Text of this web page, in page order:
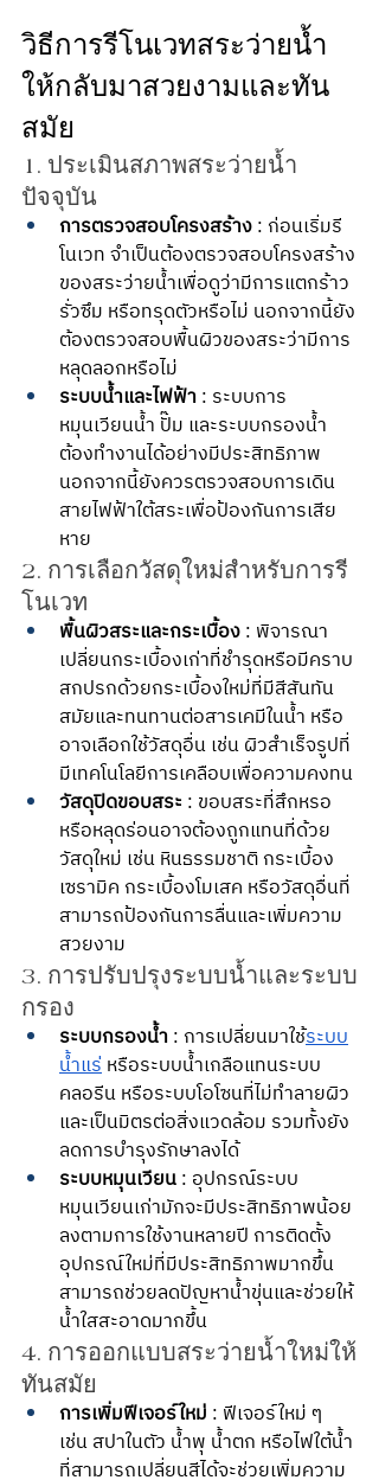
วิธีการรีโนเวทสระว่ายน้ำ
ให้กลับมาสวยงามและทัน
สมัย
1. ประเมินสภาพสระว่ายน้ำ
ปัจจุบัน
การตรวจสอบโครงสร้าง : ก่อนเริ่มรี
โนเวท จำเป็นต้องตรวจสอบโครงสร้าง
ของสระว่ายน้ำเพื่อดูว่ามีการแตกร้าว
รั่วซึม หรือทรุดตัวหรือไม่ นอกจากนี้ยัง
ต้องตรวจสอบพื้นผิวของสระว่ามีการ
หลุดลอกหรือไม่
ระบบน้ำและไฟฟ้า : ระบบการ
หมุนเวียนน้ำ ปั๊ม และระบบกรองน้ำ
ต้องทำงานได้อย่างมีประสิทธิภาพ
นอกจากนี้ยังควรตรวจสอบการเดิน
สายไฟฟ้าใต้สระเพื่อป้องกันการเสีย
หาย
2. การเลือกวัสดุใหม่สำหรับการรี
โนเวท
พื้นผิวสระและกระเบื้อง : พิจารณา
เปลี่ยนกระเบื้องเก่าที่ชำรุดหรือมีคราบ
สกปรกด้วยกระเบื้องใหม่ที่มีสีสันทัน
สมัยและทนทานต่อสารเคมีในน้ำ หรือ
อาจเลือกใช้วัสดุอื่น เช่น ผิวสำเร็จรูปที่
มีเทคโนโลยีการเคลือบเพื่อความคงทน
วัสดุปิดขอบสระ : ขอบสระที่สึกหรอ
หรือหลุดร่อนอาจต้องถูกแทนที่ด้วย
วัสดุใหม่ เช่น หินธรรมชาติ กระเบื้อง
เซรามิค กระเบื้องโมเสค หรือวัสดุอื่นที่
สามารถป้องกันการลื่นและเพิ่มความ
สวยงาม
3. การปรับปรุงระบบน้ำและระบบ
กรอง
ระบบกรองน้ำ : การเปลี่ยนมาใช้ระบบ
น้ำแร่ หรือระบบน้ำเกลือแทนระบบ
คลอรีน หรือระบบโอโซนที่ไม่ทำลายผิว
และเป็นมิตรต่อสิ่งแวดล้อม รวมทั้งยัง
ลดการบำรุงรักษาลงได้
ระบบหมุนเวียน : อุปกรณ์ระบบ
หมุนเวียนเก่ามักจะมีประสิทธิภาพน้อย
ลงตามการใช้งานหลายปี การติดตั้ง
อุปกรณ์ใหม่ที่มีประสิทธิภาพมากขึ้น
สามารถช่วยลดปัญหาน้ำขุ่นและช่วยให้
น้ำใสสะอาดมากขึ้น
4. การออกแบบสระว่ายน้ำใหม่ให้
ทันสมัย
การเพิ่มฟีเจอร์ใหม่ : ฟีเจอร์ใหม่ ๆ
เช่น สปาในตัว น้ำพุ น้ำตก หรือไฟใต้น้ำ
ที่สามารถเปลี่ยนสีได้จะช่วยเพิ่มความ